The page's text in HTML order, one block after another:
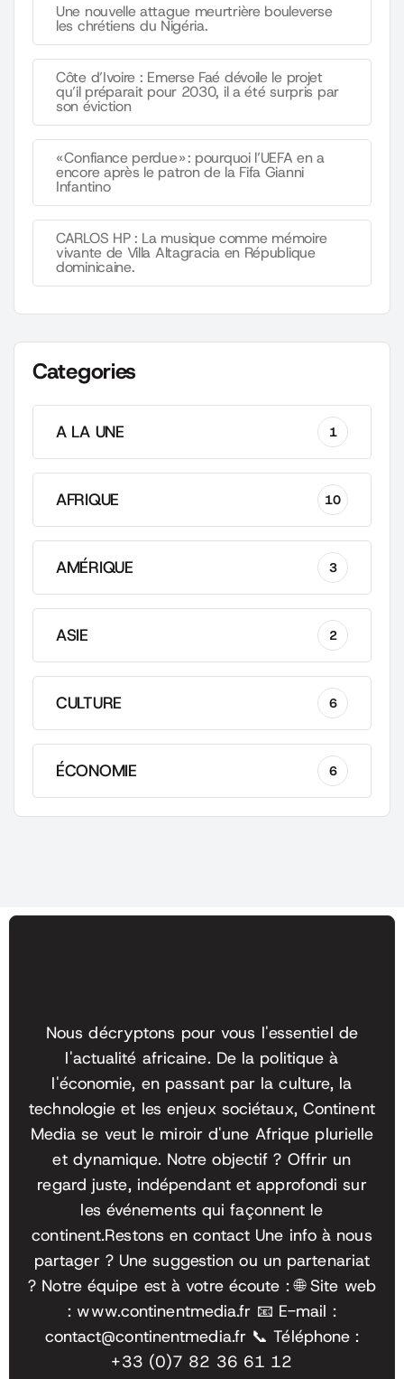
Une nouvelle attague meurtrière bouleverse
les chrétiens du Nigéria.
Côte d’Ivoire : Emerse Faé dévoile le projet
qu’il préparait pour 2030, il a été surpris par
son éviction
« Confiance perdue » : pourquoi l’UEFA en a
encore après le patron de la Fifa Gianni
Infantino
CARLOS HP : La musique comme mémoire
vivante de Villa Altagracia en République
dominicaine.
Categories
A LA UNE 1
AFRIQUE 10
AMÉRIQUE 3
ASIE 2
CULTURE 6
ÉCONOMIE 6
Nous décryptons pour vous l'essentiel de
l'actualité africaine. De la politique à
l'économie, en passant par la culture, la
technologie et les enjeux sociétaux, Continent
Media se veut le miroir d'une Afrique plurielle
et dynamique. Notre objectif ? Offrir un
regard juste, indépendant et approfondi sur
les événements qui façonnent le
continent.Restons en contact Une info à nous
partager ? Une suggestion ou un partenariat
? Notre équipe est à votre écoute :🌐 Site web
: www.continentmedia.fr 📧 E-mail :
contact@continentmedia.fr 📞 Téléphone :
+33 (0)7 82 36 61 12